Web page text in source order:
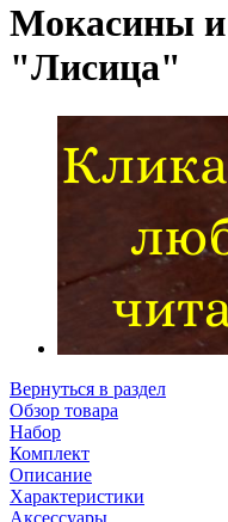
Мокасины и
"Лисица"
Вернуться в раздел
Обзор товара
Набор
Комплект
Описание
Характеристики
Аксессуары